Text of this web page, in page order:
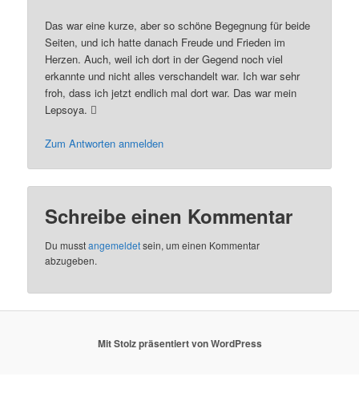
Das war eine kurze, aber so schöne Begegnung für beide
Seiten, und ich hatte danach Freude und Frieden im
Herzen. Auch, weil ich dort in der Gegend noch viel
erkannte und nicht alles verschandelt war. Ich war sehr
froh, dass ich jetzt endlich mal dort war. Das war mein
Lepsoya. 
Zum Antworten anmelden
Schreibe einen Kommentar
Du musstangemeldetsein, um einen Kommentar
abzugeben.
Mit Stolz präsentiert von WordPress